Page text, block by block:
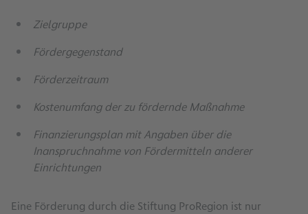
Zielgruppe
Fördergegenstand
Förderzeitraum
Kostenumfang der zu fördernde Maßnahme
Finanzierungsplan mit Angaben über die
Inanspruchnahme von Fördermitteln anderer
Einrichtungen
Eine Förderung durch die Stiftung ProRegion ist nur